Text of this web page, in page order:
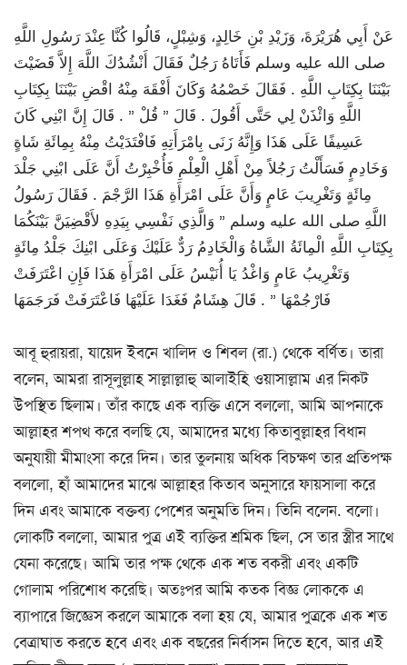
عَنْ أَبِي هُرَيْرَةَ، وَزَيْدِ بْنِ خَالِدٍ، وَشِبْلٍ، قَالُوا كُنَّا عِنْدَ رَسُولِ اللَّهِ
صلى الله عليه وسلم فَأَتَاهُ رَجُلٌ فَقَالَ أَنْشُدُكَ اللَّهَ إِلاَّ قَضَيْتَ
بَيْنَنَا بِكِتَابِ اللَّهِ ‏.‏ فَقَالَ خَصْمُهُ وَكَانَ أَفْقَهَ مِنْهُ اقْضِ بَيْنَنَا بِكِتَابِ
اللَّهِ وَائْذَنْ لِي حَتَّى أَقُولَ ‏.‏ قَالَ ‏”‏ قُلْ ‏”‏ ‏.‏ قَالَ إِنَّ ابْنِي كَانَ
عَسِيفًا عَلَى هَذَا وَإِنَّهُ زَنَى بِامْرَأَتِهِ فَافْتَدَيْتُ مِنْهُ بِمِائَةِ شَاةٍ
وَخَادِمٍ فَسَأَلْتُ رَجُلاً مِنْ أَهْلِ الْعِلْمِ فَأُخْبِرْتُ أَنَّ عَلَى ابْنِي جَلْدَ
مِائَةٍ وَتَغْرِيبَ عَامٍ وَأَنَّ عَلَى امْرَأَةِ هَذَا الرَّجْمَ ‏.‏ فَقَالَ رَسُولُ
اللَّهِ صلى الله عليه وسلم ‏”‏ وَالَّذِي نَفْسِي بِيَدِهِ لأَقْضِيَنَّ بَيْنَكُمَا
بِكِتَابِ اللَّهِ الْمِائَةُ الشَّاةُ وَالْخَادِمُ رَدٌّ عَلَيْكَ وَعَلَى ابْنِكَ جَلْدُ مِائَةٍ
وَتَغْرِيبُ عَامٍ وَاغْدُ يَا أُنَيْسُ عَلَى امْرَأَةِ هَذَا فَإِنِ اعْتَرَفَتْ
فَارْجُمْهَا ‏”‏ ‏.‏ قَالَ هِشَامٌ فَغَدَا عَلَيْهَا فَاعْتَرَفَتْ فَرَجَمَهَا
আবূ হুরায়রা, যায়েদ ইবনে খালিদ ও শিবল (রা.) থেকে বর্ণিত। তারা
বলেন, আমরা রাসূলুল্লাহ সাল্লাল্লাহু আলাইহি ওয়াসাল্লাম এর নিকট
উপস্থিত ছিলাম। তাঁর কাছে এক ব্যক্তি এসে বললো, আমি আপনাকে
আল্লাহর শপথ করে বলছি যে, আমাদের মধ্যে কিতাবুল্লাহর বিধান
অনুযায়ী মীমাংসা করে দিন। তার তুলনায় অধিক বিচক্ষণ তার প্রতিপক্ষ
বললো, হাঁ আমাদের মাঝে আল্লাহর কিতাব অনুসারে ফায়সালা করে
দিন এবং আমাকে বক্তব্য পেশের অনুমতি দিন। তিনি বলেন. বলো।
লোকটি বললো, আমার পুত্র এই ব্যক্তির শ্রমিক ছিল, সে তার স্ত্রীর সাথে
যেনা করেছে। আমি তার পক্ষ থেকে এক শত বকরী এবং একটি
গোলাম পরিশোধ করেছি। অতঃপর আমি কতক বিজ্ঞ লোককে এ
ব্যাপারে জিজ্ঞেস করলে আমাকে বলা হয় যে, আমার পুত্রকে এক শত
বেত্রাঘাত করতে হবে এবং এক বছরের নির্বাসন দিতে হবে, আর এই